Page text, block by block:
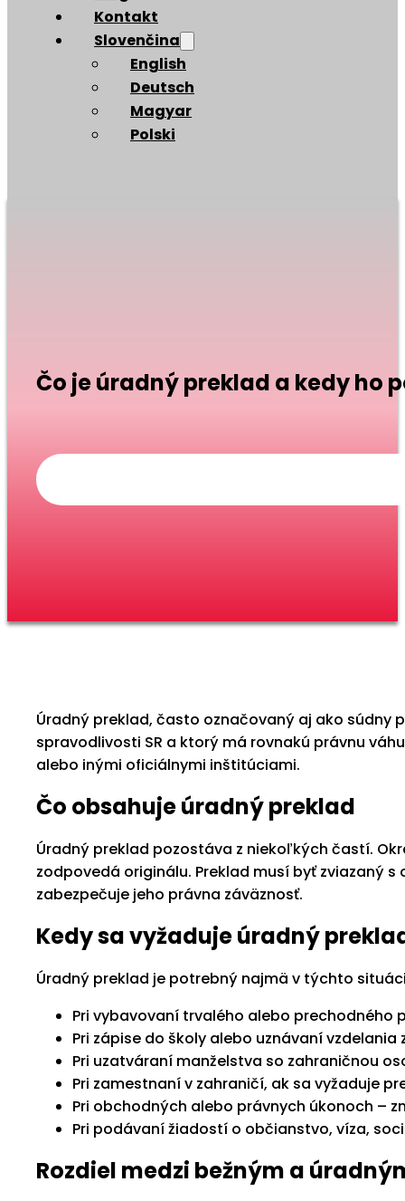
Kontakt
Slovenčina
English
Deutsch
Magyar
Polski
Čo je úradný preklad a kedy ho
Úradný preklad, často označovaný aj ako
spravodlivosti SR a ktorý má rovnakú právnu
alebo inými oficiálnymi inštitúciami.
Čo obsahuje úradný preklad
Úradný preklad pozostáva z niekoľkých častí.
zodpovedá originálu. Preklad musí byť zviazaný
zabezpečuje jeho právna záväznosť.
Kedy sa vyžaduje úradný
Úradný preklad je potrebný najmä v týchto
Pri vybavovaní trvalého alebo prechodného
Pri zápise do školy alebo uznávaní vzdelania
Pri uzatváraní manželstva so zahraničnou
Pri zamestnaní v zahraničí, ak sa vyžaduje
Pri obchodných alebo právnych úkonoch –
Pri podávaní žiadostí o občianstvo, víza,
Rozdiel medzi bežným a